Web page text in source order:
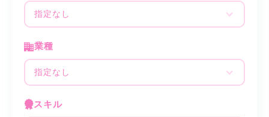
指定なし
業種
指定なし
スキル